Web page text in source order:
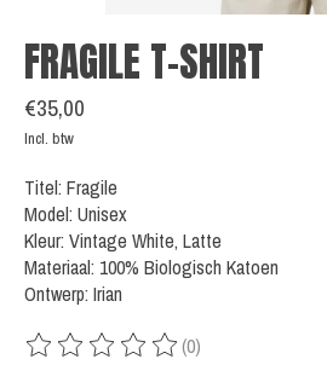
FRAGILE T-SHIRT
€35,00
Incl. btw
Titel: Fragile
Model: Unisex
Kleur: Vintage White, Latte
Materiaal: 100% Biologisch Katoen
Ontwerp: Irian
De beoordeling van dit product is
(0)